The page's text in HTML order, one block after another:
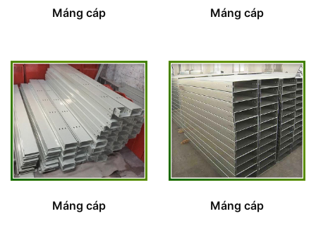
Máng cáp Máng cáp
Máng cáp Máng cáp